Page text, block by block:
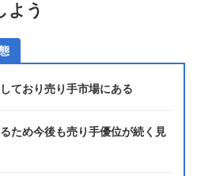
よう
ており売り手市場にある
ため今後も売り手優位が続く見